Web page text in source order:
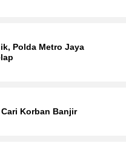
Polda Metro Jaya
Korban Banjir